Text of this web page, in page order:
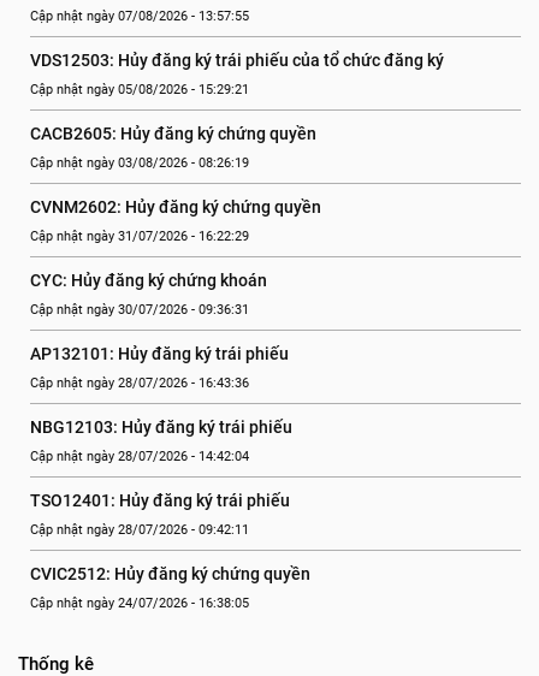
Cập nhật ngày 07/08/2026 - 13:57:55
VDS12503: Hủy đăng ký trái phiếu của tổ chức đăng ký
Cập nhật ngày 05/08/2026 - 15:29:21
CACB2605: Hủy đăng ký chứng quyền
Cập nhật ngày 03/08/2026 - 08:26:19
CVNM2602: Hủy đăng ký chứng quyền
Cập nhật ngày 31/07/2026 - 16:22:29
CYC: Hủy đăng ký chứng khoán
Cập nhật ngày 30/07/2026 - 09:36:31
AP132101: Hủy đăng ký trái phiếu
Cập nhật ngày 28/07/2026 - 16:43:36
NBG12103: Hủy đăng ký trái phiếu
Cập nhật ngày 28/07/2026 - 14:42:04
TSO12401: Hủy đăng ký trái phiếu
Cập nhật ngày 28/07/2026 - 09:42:11
CVIC2512: Hủy đăng ký chứng quyền
Cập nhật ngày 24/07/2026 - 16:38:05
Thống kê